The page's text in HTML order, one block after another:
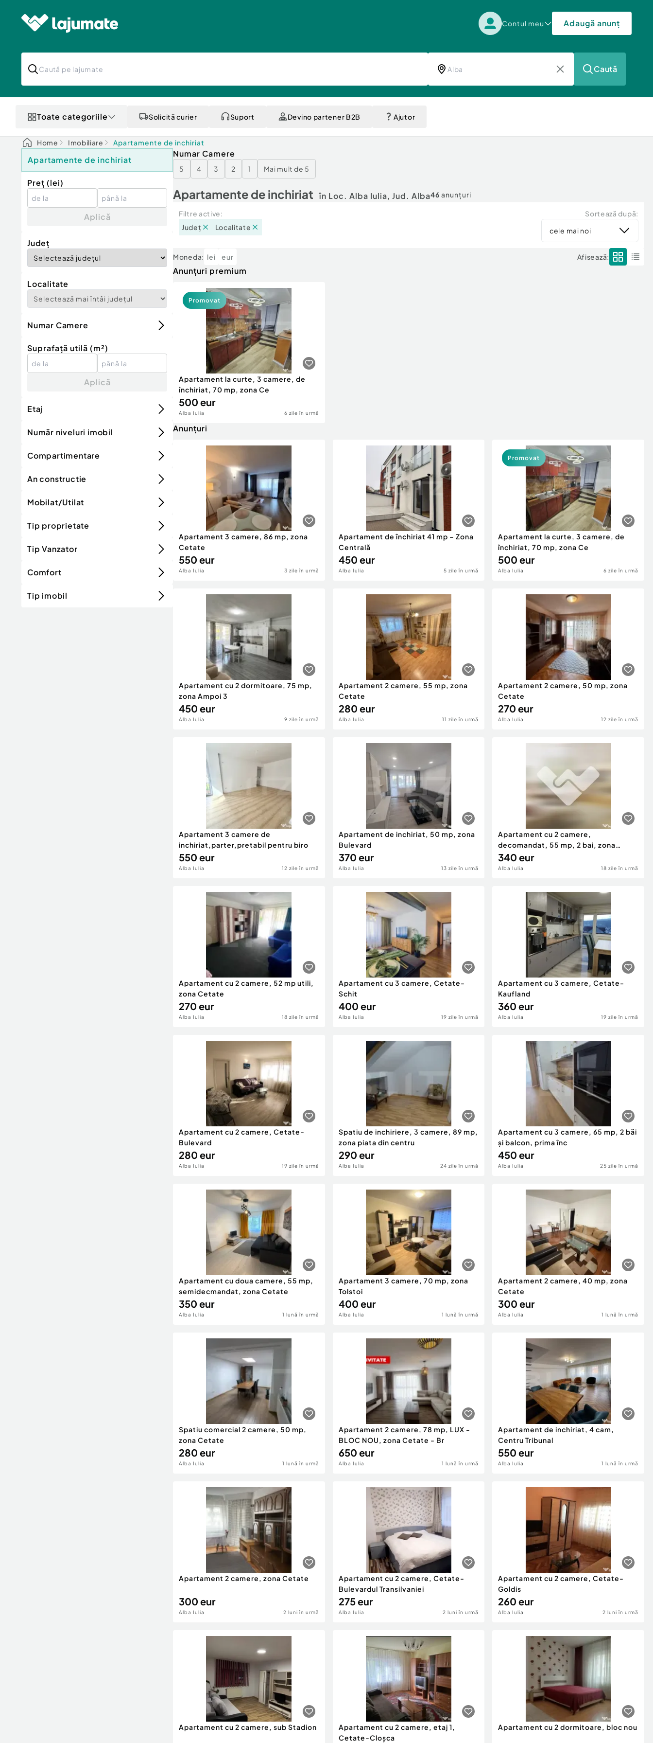
Contul meu Adaugă anunț
Caută
Toate categoriile Solicită curier Suport Devino partener B2B Ajutor
Home Imobiliare Apartamente de inchiriat
Apartamente de inchiriat
Preț (lei)
Aplică
Județ
Localitate
Numar Camere
Suprafață utilă (m²)
Aplică
Etaj
Număr niveluri imobil
Compartimentare
An constructie
Mobilat/Utilat
Tip proprietate
Tip Vanzator
Comfort
Tip imobil
Numar Camere
5 4 3 2 1 Mai mult de 5
Apartamente de inchiriat în Loc. Alba Iulia, Jud. Alba46 anunțuri
Filtre active:
Județ
Localitate
Sortează după:
cele mai noi
Moneda: lei eur Afisează:
Anunțuri premium
Apartament la curte, 3 camere, de
închiriat, 70 mp, zona Ce
500 eur
Alba Iulia 6 zile în urmă
Promovat
Anunțuri
Apartament 3 camere, 86 mp, zona
Cetate
550 eur
Alba Iulia 3 zile în urmă
Apartament de închiriat 41 mp – Zona
Centrală
450 eur
Alba Iulia 5 zile în urmă
Apartament la curte, 3 camere, de
închiriat, 70 mp, zona Ce
500 eur
Alba Iulia 6 zile în urmă
Promovat
Apartament cu 2 dormitoare, 75 mp,
zona Ampoi 3
450 eur
Alba Iulia 9 zile în urmă
Apartament 2 camere, 55 mp, zona
Cetate
280 eur
Alba Iulia 11 zile în urmă
Apartament 2 camere, 50 mp, zona
Cetate
270 eur
Alba Iulia 12 zile în urmă
Apartament 3 camere de
inchiriat,parter,pretabil pentru biro
550 eur
Alba Iulia 12 zile în urmă
Apartament de inchiriat, 50 mp, zona
Bulevard
370 eur
Alba Iulia 13 zile în urmă
Apartament cu 2 camere,
decomandat, 55 mp, 2 bai, zona
Cetat
340 eur
Alba Iulia 18 zile în urmă
Apartament cu 2 camere, 52 mp utili,
zona Cetate
270 eur
Alba Iulia 18 zile în urmă
Apartament cu 3 camere, Cetate-
Schit
400 eur
Alba Iulia 19 zile în urmă
Apartament cu 3 camere, Cetate-
Kaufland
360 eur
Alba Iulia 19 zile în urmă
Apartament cu 2 camere, Cetate-
Bulevard
280 eur
Alba Iulia 19 zile în urmă
Spatiu de inchiriere, 3 camere, 89 mp,
zona piata din centru
290 eur
Alba Iulia 24 zile în urmă
Apartament cu 3 camere, 65 mp, 2 băi
și balcon, prima înc
450 eur
Alba Iulia 25 zile în urmă
Apartament cu doua camere, 55 mp,
semidecmandat, zona Cetate
350 eur
Alba Iulia 1 lună în urmă
Apartament 3 camere, 70 mp, zona
Tolstoi
400 eur
Alba Iulia 1 lună în urmă
Apartament 2 camere, 40 mp, zona
Cetate
300 eur
Alba Iulia 1 lună în urmă
Spatiu comercial 2 camere, 50 mp,
zona Cetate
280 eur
Alba Iulia 1 lună în urmă
Apartament 2 camere, 78 mp, LUX -
BLOC NOU, zona Cetate - Br
650 eur
Alba Iulia 1 lună în urmă
Apartament de inchiriat, 4 cam,
Centru Tribunal
550 eur
Alba Iulia 1 lună în urmă
Apartament 2 camere, zona Cetate
300 eur
Alba Iulia 2 luni în urmă
Apartament cu 2 camere, Cetate-
Bulevardul Transilvaniei
275 eur
Alba Iulia 2 luni în urmă
Apartament cu 2 camere, Cetate-
Goldis
260 eur
Alba Iulia 2 luni în urmă
Apartament cu 2 camere, sub Stadion
Apartament cu 2 camere, etaj 1,
Cetate-Cloșca
Apartament cu 2 dormitoare, bloc nou